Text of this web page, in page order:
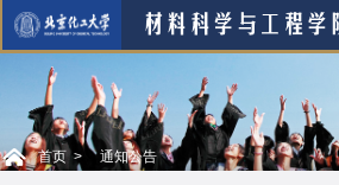
首页 通知公告